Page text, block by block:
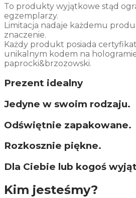
To produkty wyjątkowe stąd
egzemplarzy.
Limitacja nadaje każdemu
znaczenie.
Każdy produkt posiada
unikalnym kodem na
paprocki&brzozowski.
Prezent idealny
Jedyne w swoim rodzaju.
Odświętnie zapakowane.
Rozkosznie piękne.
Dla Ciebie lub kogoś
Kim jesteśmy?